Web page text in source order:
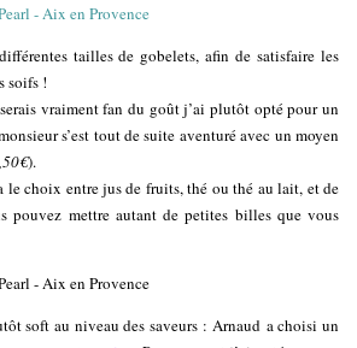
tailles de gobelets, afin de satisfaire les
soifs !
vraiment fan du goût j’ai plutôt opté pour un
s’est tout de suite aventuré avec un moyen
).
le choix entre jus de fruits, thé ou thé au lait, et de
pouvez mettre autant de petites billes que vous
soft au niveau des saveurs : Arnaud a choisi un